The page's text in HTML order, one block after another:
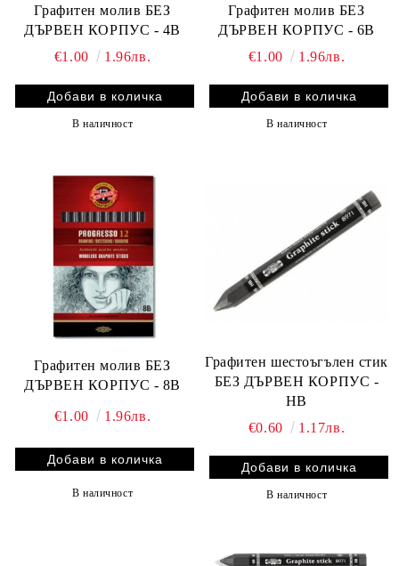
Графитен молив БЕЗ
ДЪРВЕН КОРПУС - 4B
€1.00
1.96лв.
В наличност
Графитен молив БЕЗ
ДЪРВЕН КОРПУС - 6B
€1.00
1.96лв.
В наличност
Графитен молив БЕЗ
ДЪРВЕН КОРПУС - 8B
€1.00 1.96лв.
В наличност
Графитен шестоъгълен стик
БЕЗ ДЪРВЕН КОРПУС -
HB
€0.60
1.17лв.
В наличност